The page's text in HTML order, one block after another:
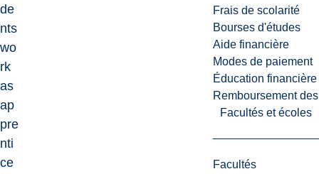
Frais de scolarité
Bourses d'études
Aide financière
Modes de paiement
Éducation financière
Remboursement
Facultés et écoles
Facultés
de
nts
wo
rk
as
ap
pre
nti
ce